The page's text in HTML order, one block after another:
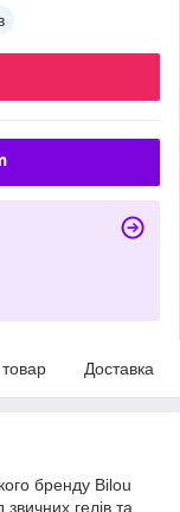
товар Доставка
бренду Bilou
гелів та